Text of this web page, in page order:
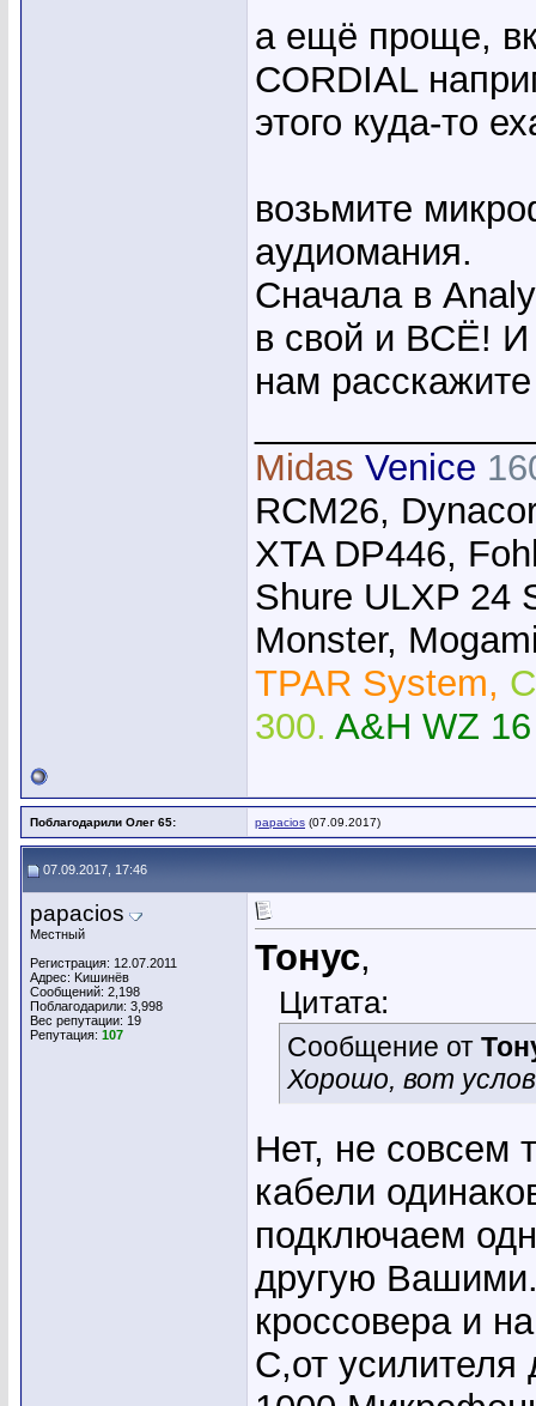
а ещё проще,
CORDIAL
этого куда-то
возьмите
аудиомания.
Сначала в
в свой и ВСЁ!
нам расскажите
Midas Venice
RCM26,
XTA DP446,
Shure ULXP 24
Monster,
TPAR System,
300. A&H WZ
Поблагодарили Олег 65: papacios (07.09.2017)
07.09.2017, 17:46
papacios
Местный
Регистрация: 12.07.2011
Адрес: Kишинёв
Сообщений: 2,198
Поблагодарили: 3,998
Вес репутации: 19
Репутация: 107
Тонус,
Цитата:
Сообщение от
Хорошо, вот
Нет, не совсем
кабели
подключаем
другую
кроссовера и
C,от